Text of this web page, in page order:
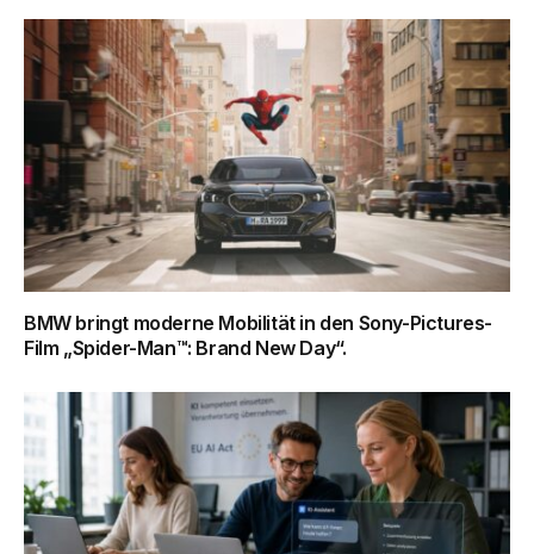
BMW bringt moderne Mobilität in den Sony-Pictures-
Film „Spider-Man™: Brand New Day“.